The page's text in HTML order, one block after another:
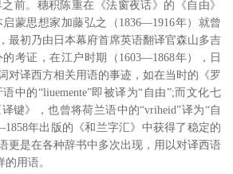
前。穗积陈重在《法窗夜话》的《自由》
蒙思想家加藤弘之（1836―1916年）就曾
最初乃由日本幕府首席英语翻译官森山多吉
考证，在江户时期（1603―1868年），日
对译西方相关用语的事迹，如在当时的《罗
中的“liuemente”即被译为“自由”;而文化七
键》，也曾将荷兰语中的“vriheid”译为“自
年出版的《和兰字汇》中获得了稳定的
更是在各种辞书中多次出现，用以对译西语
用语。